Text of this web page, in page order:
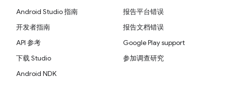
Android Studio 指南
开发者指南
API 参考
下载 Studio
Android NDK
报告平台错误
报告文档错误
Google Play support
参加调查研究